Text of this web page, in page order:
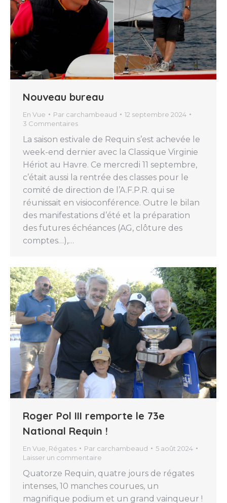
Nouveau bureau
En Vue Par carchambeaud
12 septembre 2024
3 Commentaires
La saison estivale de Requin s’est achevée le
week-end dernier avec la Classique Virginie
Hériot au Havre. Ce mercredi 11 septembre,
c’était aussi la rentrée des classes pour le
comité de direction de l’A.F.P.R. qui se
réunissait en visioconférence. Outre le bilan
des manifestations d’été et la préparation
des futures échéances (AG, clôture des
comptes…),…
Roger Pol III remporte le 73e
National Requin !
En Vue, Régates Par carchambeaud
5 août 2024
Laisser un commentaire
Quatorze Requin, quatre jours de régates
intenses, 10 manches courues, un
magnifique podium et un grand vainqueur !